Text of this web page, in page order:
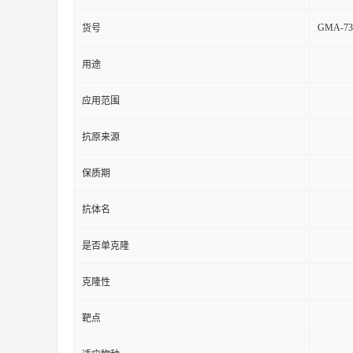
货号 GMA-
用途
应用范围
抗原来源
保质期
抗体名
是否单克隆
克隆性
靶点